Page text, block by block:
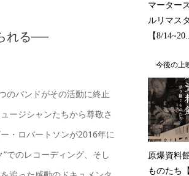
れる──
のバンドがその活動に終止
ージシャンたちから尊敬さ
・ロバートソンが2016年に
でのレコーディング、そし
マーター
ルリマス
【8/
今後の上
原爆資料
ものたち